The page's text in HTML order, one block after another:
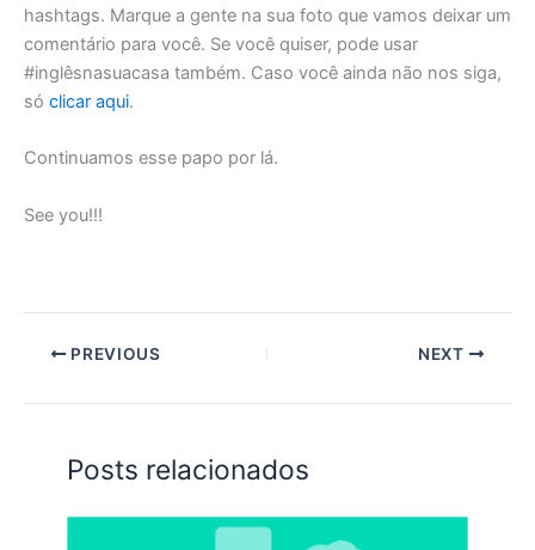
hashtags. Marque a gente na sua foto que vamos deixar um
comentário para você. Se você quiser, pode usar
#inglêsnasuacasa também. Caso você ainda não nos siga,
só clicar aqui.
Continuamos esse papo por lá.
See you!!!
PREVIOUS NEXT
Posts relacionados